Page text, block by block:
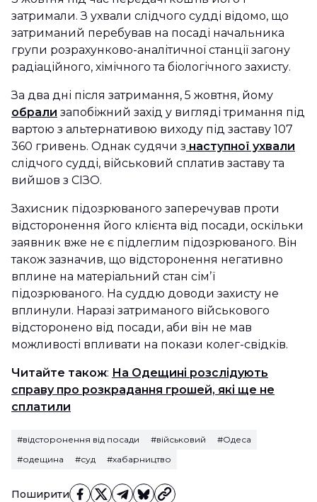
Поширити
затримали. З ухвали слідчого судді відомо, що
затриманий перебував на посаді начальника
групи розрахунково-аналітичної станції загону
радіаційного, хімічного та біологічного захисту.
За два дні після затримання, 5 жовтня, йому
обрали запобіжний захід у вигляді тримання під
вартою з альтернативою виходу під заставу 107
360 гривень. Однак судячи з наступної ухвали
слідчого судді, військовий сплатив заставу та
вийшов з СІЗО.
Захисник підозрюваного заперечував проти
відсторонення його клієнта від посади, оскільки
заявник вже не є підлеглим підозрюваного. Він
також зазначив, що відсторонення негативно
вплине на матеріальний стан сімʼї
підозрюваного. На суддю доводи захисту не
вплинули. Наразі затриманого військового
відсторонено від посади, аби він не мав
можливості впливати на покази колег-свідків.
Читайте також: На Одещині розслідують
справу про розкрадання грошей, які ще не
сплатили
#відсторонення від посади #військовий
#Одеса
#одещина
#суд #хабарництво